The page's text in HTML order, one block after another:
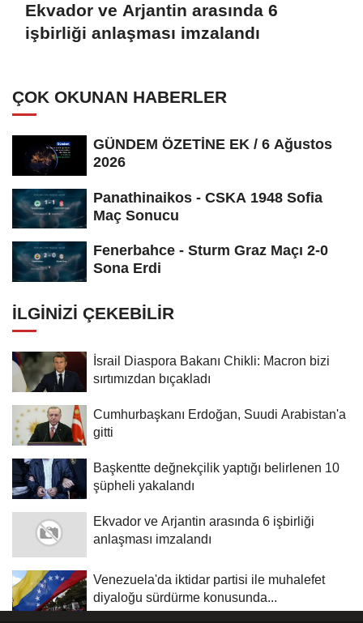
Ekvador ve Arjantin arasında 6
işbirliği anlaşması imzalandı
ÇOK OKUNAN HABERLER
GÜNDEM ÖZETİNE EK / 6 Ağustos
2026
Panathinaikos - CSKA 1948 Sofia
Maç Sonucu
Fenerbahce - Sturm Graz Maçı 2-0
Sona Erdi
İLGINIZI ÇEKEBILIR
İsrail Diaspora Bakanı Chikli: Macron bizi
sırtımızdan bıçakladı
Cumhurbaşkanı Erdoğan, Suudi Arabistan'a
gitti
Başkentte değnekçilik yaptığı belirlenen 10
şüpheli yakalandı
Ekvador ve Arjantin arasında 6 işbirliği
anlaşması imzalandı
Venezuela'da iktidar partisi ile muhalefet
diyaloğu sürdürme konusunda...